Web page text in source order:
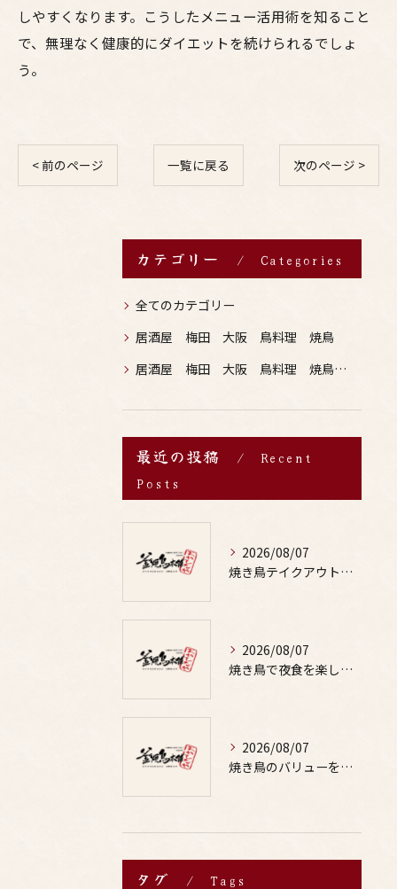
しやすくなります。こうしたメニュー活用術を知ること
で、無理なく健康的にダイエットを続けられるでしょ
う。
< 前のページ 一覧に戻る 次のページ >
カテゴリー Categories
全てのカテゴリー
居酒屋 梅田 大阪 鳥料理 焼鳥
居酒屋 梅田 大阪 鳥料理 焼鳥 お酒
最近の投稿
Recent
Posts
2026/08/07
焼き鳥テイクアウトで居酒屋気分を自宅で満喫するための賢い注文術と本数の目安
2026/08/07
焼き鳥で夜食を楽しむ適量や部位の選び方と罪悪感なしの満足テクを徹底解説
2026/08/07
焼き鳥のバリューを徹底比較した居酒屋やお酒と楽しむ鳥料理選び方ガイド
タグ Tags